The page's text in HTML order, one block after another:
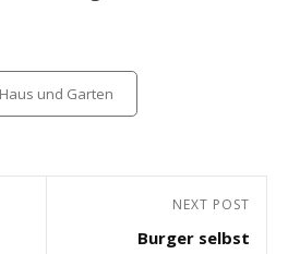
Haus und Garten
NEXT POST
Burger selbst